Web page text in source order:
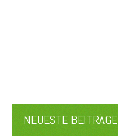
NEUESTE BEITRÄGE